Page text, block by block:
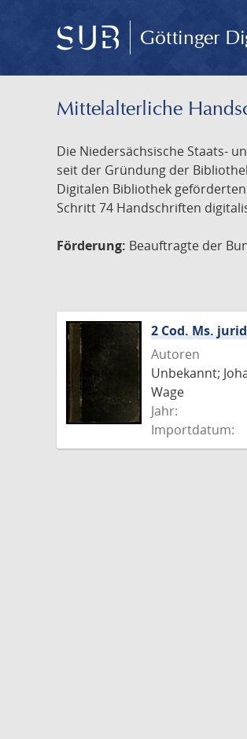
Göttinger
Mittelalterliche
Die Niedersächsische Staats-
seit der Gründung der
Digitalen Bibliothek
Schritt 74 Handschriften
Förderung: Beauftragte der
2 Cod. Ms.
Autoren
Unbekannt;
Wage
Jahr:
Importdatum: